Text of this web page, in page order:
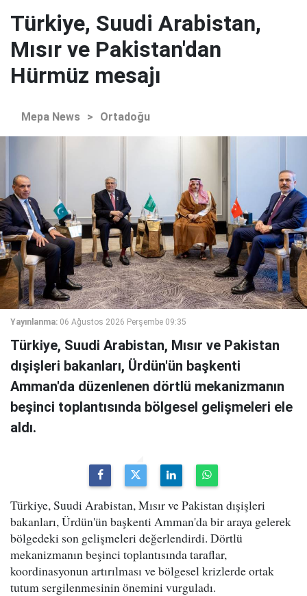
Türkiye, Suudi Arabistan,
Mısır ve Pakistan'dan
Hürmüz mesajı
Mepa News > Ortadoğu
Yayınlanma: 06 Ağustos 2026 Perşembe 09:35
Türkiye, Suudi Arabistan, Mısır ve Pakistan
dışişleri bakanları, Ürdün'ün başkenti
Amman'da düzenlenen dörtlü mekanizmanın
beşinci toplantısında bölgesel gelişmeleri ele
aldı.
Türkiye, Suudi Arabistan, Mısır ve Pakistan dışişleri
bakanları, Ürdün'ün başkenti Amman'da bir araya gelerek
bölgedeki son gelişmeleri değerlendirdi. Dörtlü
mekanizmanın beşinci toplantısında taraflar,
koordinasyonun artırılması ve bölgesel krizlerde ortak
tutum sergilenmesinin önemini vurguladı.